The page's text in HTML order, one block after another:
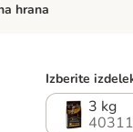
meni kategorij: Ptice
hrana
Izberite
3 kg